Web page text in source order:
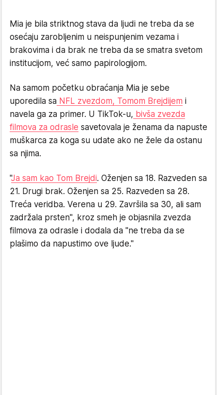
Mia je bila striktnog stava da ljudi ne treba da se
osećaju zarobljenim u neispunjenim vezama i
brakovima i da brak ne treba da se smatra svetom
institucijom, već samo papirologijom.
Na samom početku obraćanja Mia je sebe
uporedila sa NFL zvezdom, Tomom Brejdijem i
navela ga za primer. U TikTok-u, bivša zvezda
filmova za odrasle savetovala je ženama da napuste
muškarca za koga su udate ako ne žele da ostanu
sa njima.
"Ja sam kao Tom Brejdi. Oženjen sa 18. Razveden sa
21. Drugi brak. Oženjen sa 25. Razveden sa 28.
Treća veridba. Verena u 29. Završila sa 30, ali sam
zadržala prsten", kroz smeh je objasnila zvezda
filmova za odrasle i dodala da "ne treba da se
plašimo da napustimo ove ljude."